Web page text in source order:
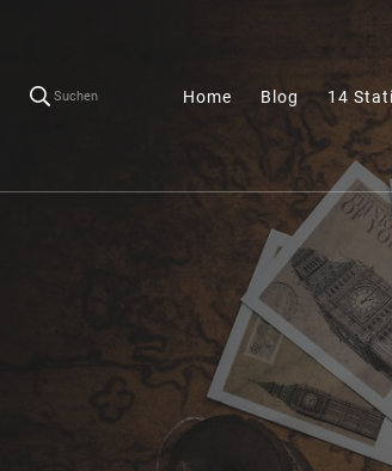
Suchen Home Blog 14